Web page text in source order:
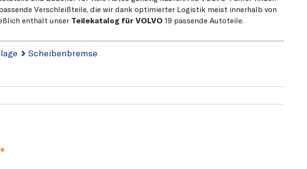
Verschleißteile, die wir dank optimierter Logistik meist innerhalb von
enthält unser Teilekatalog für VOLVO 19 passende Autoteile.
Scheibenbremse